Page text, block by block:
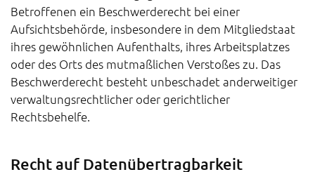
Betroffenen ein Beschwerderecht bei einer
Aufsichtsbehörde, insbesondere in dem Mitgliedstaat
ihres gewöhnlichen Aufenthalts, ihres Arbeitsplatzes
oder des Orts des mutmaßlichen Verstoßes zu. Das
Beschwerderecht besteht unbeschadet anderweitiger
verwaltungsrechtlicher oder gerichtlicher
Rechtsbehelfe.
Recht auf Daten­übertrag­barkeit